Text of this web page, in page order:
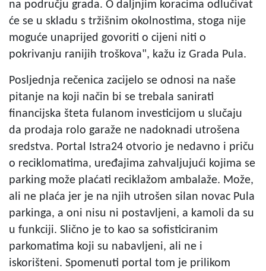
na području grada. O daljnjim koracima odlučivat
će se u skladu s tržišnim okolnostima, stoga nije
moguće unaprijed govoriti o cijeni niti o
pokrivanju ranijih troškova", kažu iz Grada Pula.
Posljednja rečenica zacijelo se odnosi na naše
pitanje na koji način bi se trebala sanirati
financijska šteta fulanom investicijom u slučaju
da prodaja rolo garaže ne nadoknadi utrošena
sredstva. Portal Istra24 otvorio je nedavno i priču
o reciklomatima, uređajima zahvaljujući kojima se
parking može plaćati reciklažom ambalaže. Može,
ali ne plaća jer je na njih utrošen silan novac Pula
parkinga, a oni nisu ni postavljeni, a kamoli da su
u funkciji. Slično je to kao sa sofisticiranim
parkomatima koji su nabavljeni, ali ne i
iskorišteni. Spomenuti portal tom je prilikom